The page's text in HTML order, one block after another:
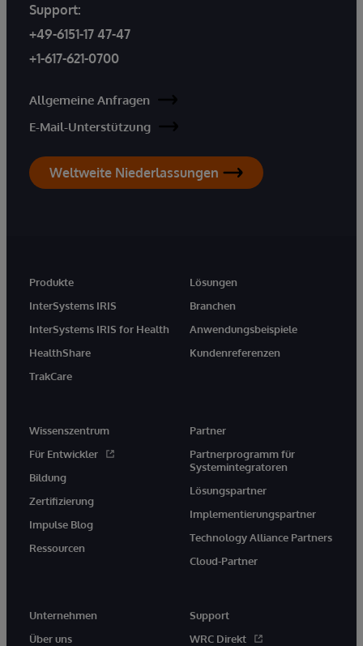
Support:
+49-6151-17 47-47
+1-617-621-0700
Allgemeine Anfragen
E-Mail-Unterstützung
Weltweite Niederlassungen
Produkte
InterSystems IRIS
InterSystems IRIS for Health
HealthShare
TrakCare
Lösungen
Branchen
Anwendungsbeispiele
Kundenreferenzen
Wissenszentrum
Für Entwickler
Bildung
Zertifizierung
Impulse Blog
Ressourcen
Partner
Partnerprogramm für
Systemintegratoren
Lösungspartner
Implementierungspartner
Technology Alliance Partners
Cloud-Partner
Unternehmen
Über uns
Support
WRC Direkt